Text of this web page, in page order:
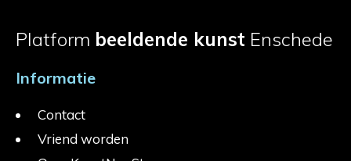
Platform beeldende kunst Enschede
Informatie
Contact
Vriend worden